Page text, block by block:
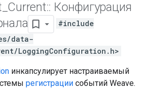
Current:: Конфигурация
#include
data-
LoggingConfiguration.h>
инкапсулирует настраиваемый
регистрации событий Weave.